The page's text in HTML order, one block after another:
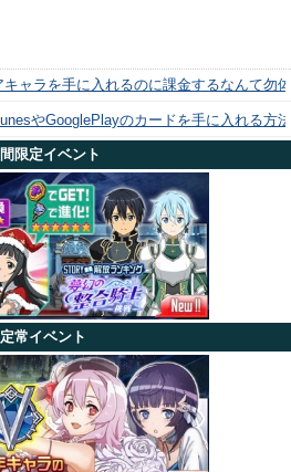
キャラを手に入れるのに課金するなんて勿
やGooglePlayのカードを手に入れる方
限定イベント
定常イベント